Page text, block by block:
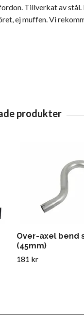
Tillverkat av
ej muffen. Vi
Over-axel bend
(45mm)
181 kr